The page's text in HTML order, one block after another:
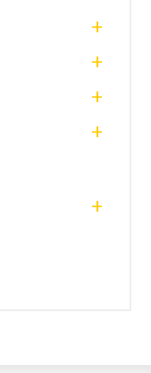
+
+
+
+
+